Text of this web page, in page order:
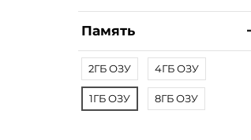
Память
2ГБ ОЗУ 4ГБ ОЗУ
1ГБ ОЗУ 8ГБ ОЗУ